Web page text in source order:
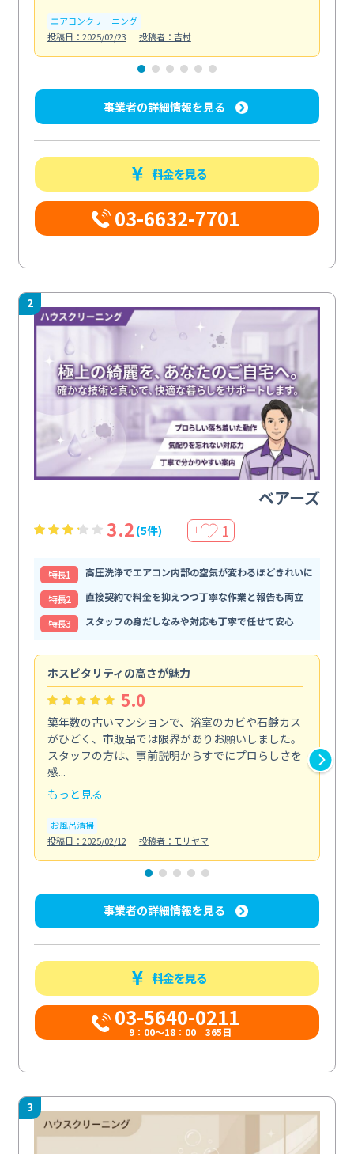
エアコンクリーニング
投稿日：2025/02/23
投稿者：吉村
事業者の詳細情報を見る
料金を見る
03-6632-7701
2
ベアーズ
3.2 (5件) ＋ 1
特⻑1
高圧洗浄でエアコン内部の空気が変わるほどきれいに
特⻑2
直接契約で料金を抑えつつ丁寧な作業と報告も両立
特⻑3
スタッフの身だしなみや対応も丁寧で任せて安心
ホスピタリティの高さが魅力
5.0
築年数の古いマンションで、浴室のカビや石鹸カス
がひどく、市販品では限界がありお願いしました。
スタッフの方は、事前説明からすでにプロらしさを
感...
もっと見る
お風呂清掃
投稿日：2025/02/12
投稿者：モリヤマ
事業者の詳細情報を見る
料金を見る
03-5640-0211
9：00～18：00 365日
3